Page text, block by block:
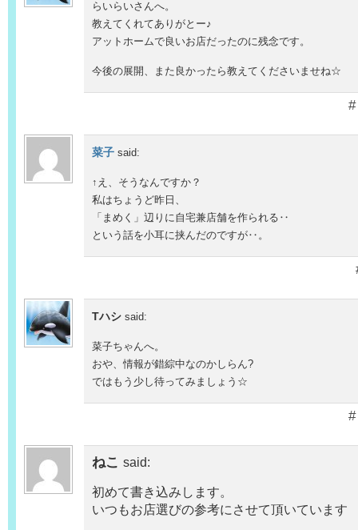
らいらいさんへ。
教えてくれてありがとー♪
アットホームで良いお店だったのに残念です。
今後の展開、また良かったら教えてくださいませね☆
菜子 said:
↑え、そうなんですか？
私はちょうど昨日、
「まめく」辺りに自宅兼店舗を作られる‥
という話を小耳に挟んだのですが‥。
Tハシ said:
菜子ちゃんへ。
おや、情報が錯綜中なのかしらん?
ではもう少し待ってみましょう☆
ねこ said:
初めて書き込みします。
いつもお店選びの参考にさせて頂いています